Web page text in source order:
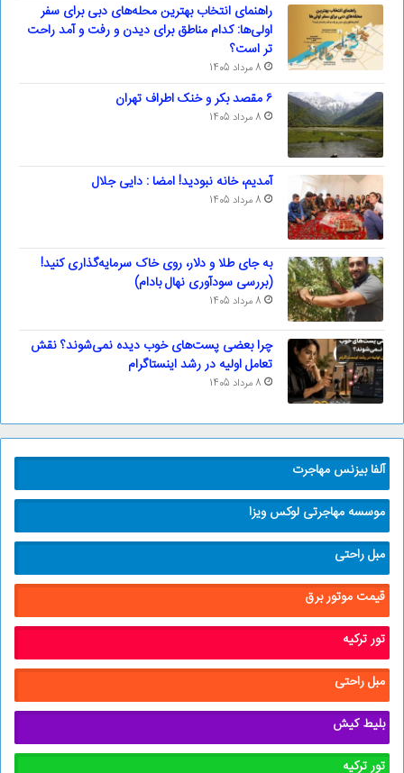
راهنمای انتخاب بهترین محله‌های دبی برای سفر
اولی‌ها: کدام مناطق برای دیدن و رفت و آمد راحت
تر است؟
8 مرداد 1405
۶ مقصد بکر و خنک اطراف تهران
8 مرداد 1405
آمدیم، خانه نبودید! امضا : دایی جلال
8 مرداد 1405
به جای طلا و دلار، روی خاک سرمایه‌گذاری کنید!
(بررسی سودآوری نهال بادام)
8 مرداد 1405
چرا بعضی پست‌های خوب دیده نمی‌شوند؟ نقش
تعامل اولیه در رشد اینستاگرام
8 مرداد 1405
آلفا بیزنس مهاجرت
موسسه مهاجرتی لوکس ویزا
مبل راحتی
قیمت موتور برق
تور ترکیه
مبل راحتی
بلیط کیش
تور ترکیه